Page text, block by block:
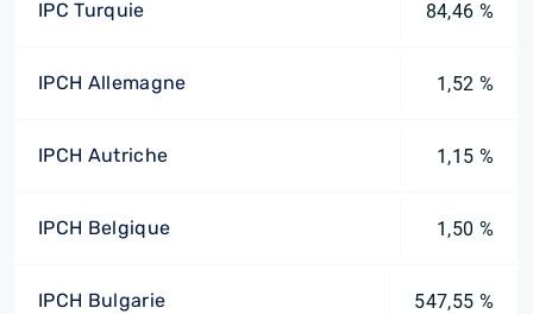
IPC Turquie 84,46 %
IPCH Allemagne 1,52 %
IPCH Autriche 1,15 %
IPCH Belgique 1,50 %
IPCH Bulgarie 547,55 %